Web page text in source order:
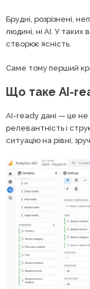
Брудні, розрізнені,
людині, ні AI. У
створює ясність.
Саме тому перший
Що таке AI-
AI-ready дані — це не
релевантність і
ситуацію на рівні,